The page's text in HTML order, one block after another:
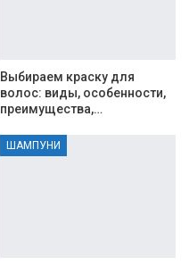
Выбираем краску для
волос: виды, особенности,
преимущества,…
ШАМПУНИ